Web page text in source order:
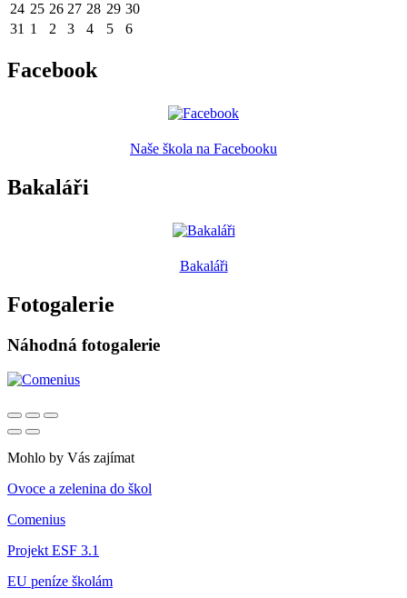
24 25 26 27 28 29 30
31 1 2 3 4 5 6
Facebook
Naše škola na Facebooku
Bakaláři
Bakaláři
Fotogalerie
Náhodná fotogalerie
Mohlo by Vás zajímat
Ovoce a zelenina do škol
Comenius
Projekt ESF 3.1
EU peníze školám